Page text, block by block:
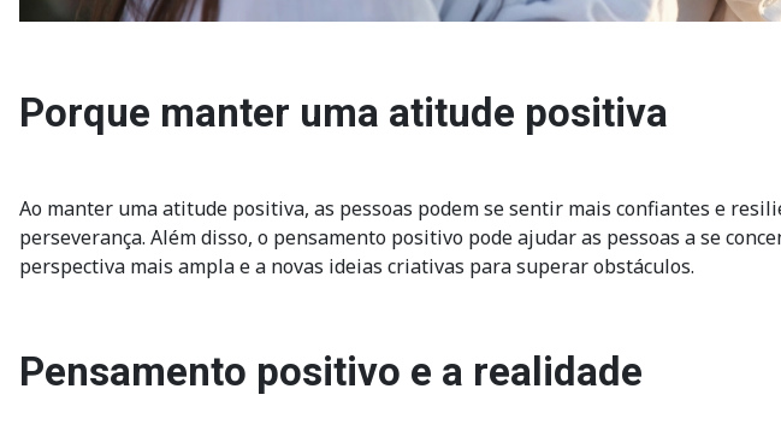
Porque manter uma atitude positiva
Ao manter uma atitude positiva, as pessoas podem se sentir mais confiantes e
perseverança. Além disso, o pensamento positivo pode ajudar as pessoas a se
perspectiva mais ampla e a novas ideias criativas para superar obstáculos.
Pensamento positivo e a realidade